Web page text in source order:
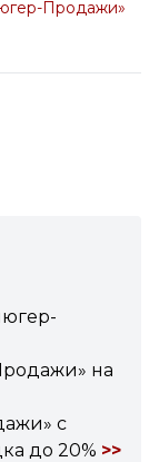
Продажи»
на
с
до 20% >>